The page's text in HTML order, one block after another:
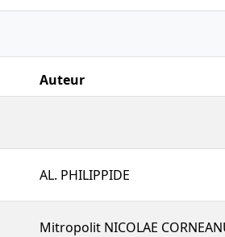
Auteur
AL. PHILIPPIDE
Mitropolit NICOLAE